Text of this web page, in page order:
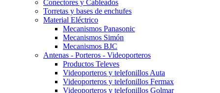
Conectores y Cableados
Torretas y bases de enchufes
Material Eléctrico
Mecanismos Panasonic
Mecanismos Simón
Mecanismos BJC
Antenas - Porteros - Videoporteros
Productos Televes
Videoporteros y telefonillos Auta
Videoporteros y telefonillos Fermax
Videoporteros y telefonillos Golmar